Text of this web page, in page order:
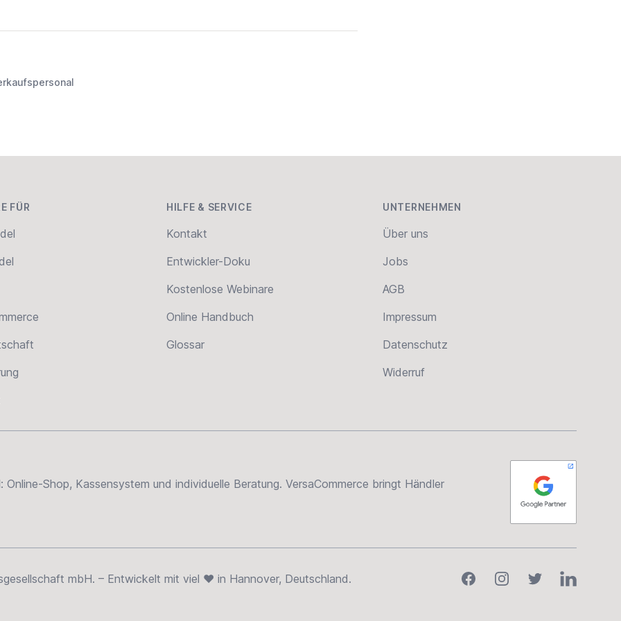
FÜR HILFE & SERVICE
Kontakt
Entwickler-Doku
Kostenlose Webinare
Online Handbuch
Glossar
UNTERNEHMEN
Über uns
Jobs
AGB
Impressum
Datenschutz
Widerruf
Online-Shop, Kassensystem und individuelle Beratung. VersaCommerce bringt Händler
FacebookInstagramTwitterLinkedIn
mbH. – Entwickelt mit viel ❤ in Hannover, Deutschland.